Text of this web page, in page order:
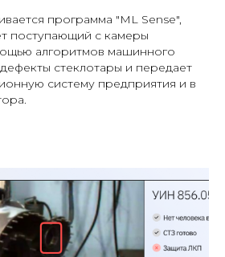
программа "ML Sense",
поступающий с камеры
алгоритмов машинного
стеклотары и передает
систему предприятия и в